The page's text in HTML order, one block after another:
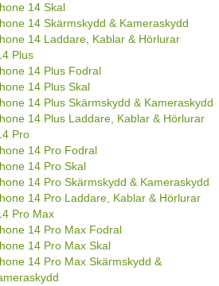
14 Skal
14 Skärmskydd & Kameraskydd
14 Laddare, Kablar & Hörlurar
Plus
14 Plus Fodral
14 Plus Skal
14 Plus Skärmskydd & Kameraskydd
14 Plus Laddare, Kablar & Hörlurar
Pro
14 Pro Fodral
14 Pro Skal
14 Pro Skärmskydd & Kameraskydd
14 Pro Laddare, Kablar & Hörlurar
Pro Max
14 Pro Max Fodral
14 Pro Max Skal
14 Pro Max Skärmskydd &